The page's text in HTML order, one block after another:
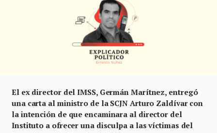
El ex director del IMSS, Germán Marítnez, entregó
una carta al ministro de la SCJN Arturo Zaldívar con
la intención de que encaminara al director del
Instituto a ofrecer una disculpa a las víctimas del